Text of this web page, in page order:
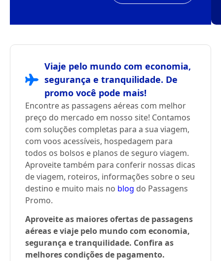
Viaje pelo mundo com economia,
segurança e tranquilidade. De
promo você pode mais!
Encontre as passagens aéreas com melhor
preço do mercado em nosso site! Contamos
com soluções completas para a sua viagem,
com voos acessíveis, hospedagem para
todos os bolsos e planos de seguro viagem.
Aproveite também para conferir nossas dicas
de viagem, roteiros, informações sobre o seu
destino e muito mais no blog do Passagens
Promo.
Aproveite as maiores ofertas de passagens
aéreas e viaje pelo mundo com economia,
segurança e tranquilidade. Confira as
melhores condições de pagamento.